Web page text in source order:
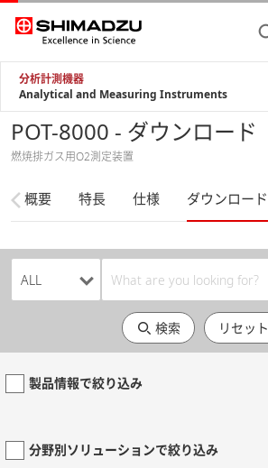
分析計測機器
Analytical and Measuring Instruments
POT-8000 - ダウンロード
燃焼排ガス用O2測定装置
概要 特長 仕様 ダウンロード
検索 リセット
製品情報で絞り込み
分野別ソリューションで絞り込み